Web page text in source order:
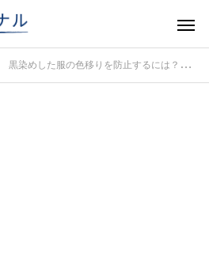
黒染めした服の色移りを防止するには？洗濯時の工夫や色止め剤の活用で色移りを防ぐポイントを解説